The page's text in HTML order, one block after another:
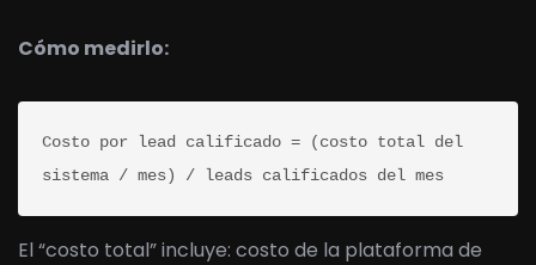
Cómo medirlo:
Costo por lead calificado = (costo total del
sistema / mes) / leads calificados del mes
El “costo total” incluye: costo de la plataforma de